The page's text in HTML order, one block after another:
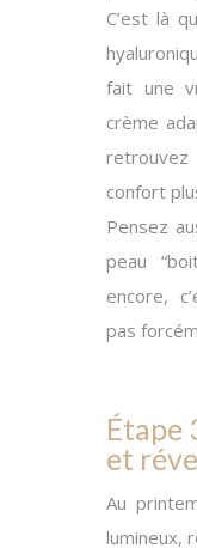
C’est là
fait une
crème
confort
Pensez
peau
encore,
pas
Étape
et
Au
lumineux,